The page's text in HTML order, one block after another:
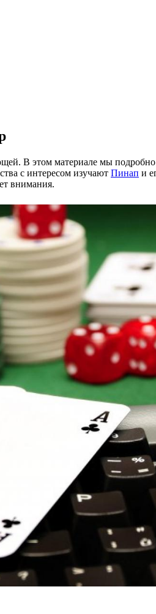
В этом материале мы
с интересом изучают Пинап и
внимания.